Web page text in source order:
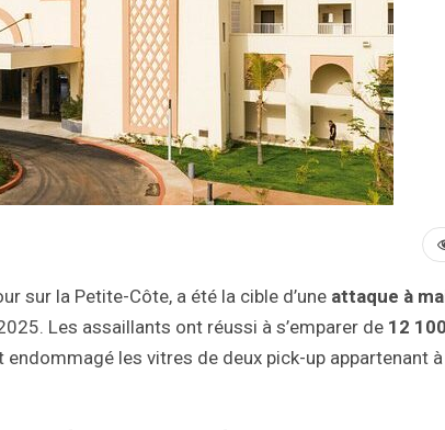
sur la Petite-Côte, a été la cible d’une attaque à
Les assaillants ont réussi à s’emparer de 12
les vitres de deux pick-up appartenant à